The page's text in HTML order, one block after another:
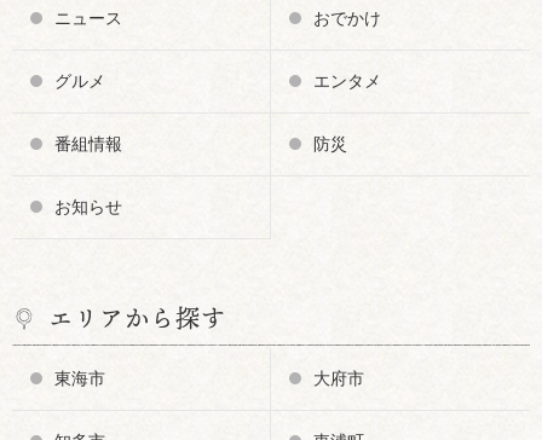
ニュース おでかけ
グルメ エンタメ
番組情報 防災
お知らせ
エリアから探す
東海市 大府市